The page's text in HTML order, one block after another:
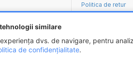
similare
dvs. de navigare, pentru
de confidențialitate.
Politica de retur
S.R.L.